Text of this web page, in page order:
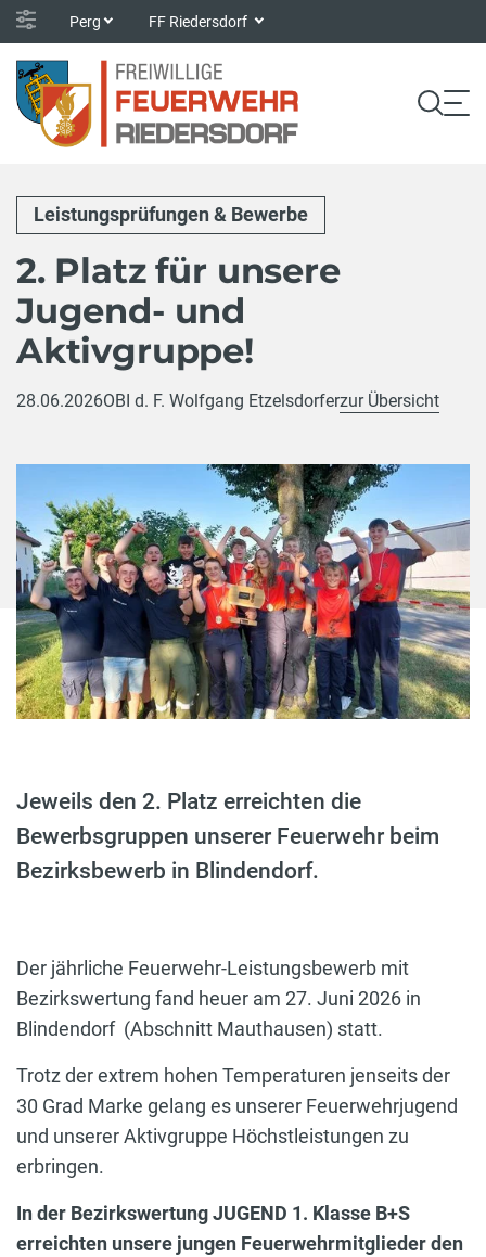
Perg FF Riedersdorf
Leistungsprüfungen & Bewerbe
2. Platz für unsere
Jugend- und
Aktivgruppe!
28.06.2026OBI d. F. Wolfgang Etzelsdorferzur Übersicht
Jeweils den 2. Platz erreichten die
Bewerbsgruppen unserer Feuerwehr beim
Bezirksbewerb in Blindendorf.
Der jährliche Feuerwehr-Leistungsbewerb mit
Bezirkswertung fand heuer am 27. Juni 2026 in
Blindendorf (Abschnitt Mauthausen) statt.
Trotz der extrem hohen Temperaturen jenseits der
30 Grad Marke gelang es unserer Feuerwehrjugend
und unserer Aktivgruppe Höchstleistungen zu
erbringen.
In der Bezirkswertung JUGEND 1. Klasse B+S
erreichten unsere jungen Feuerwehrmitglieder den